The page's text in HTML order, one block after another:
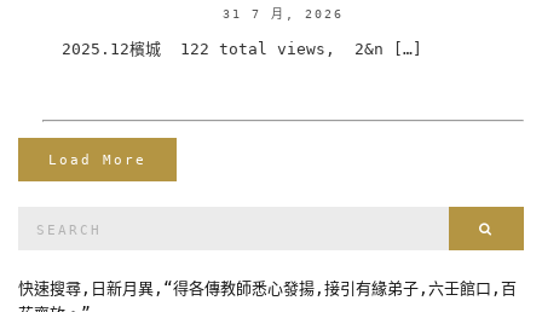
31 7 月, 2026
2025.12檳城 122 total views, 2&n […]
Load More
快速搜尋,日新月異,“得各傳教師悉心發揚,接引有緣弟子,六壬館口,百